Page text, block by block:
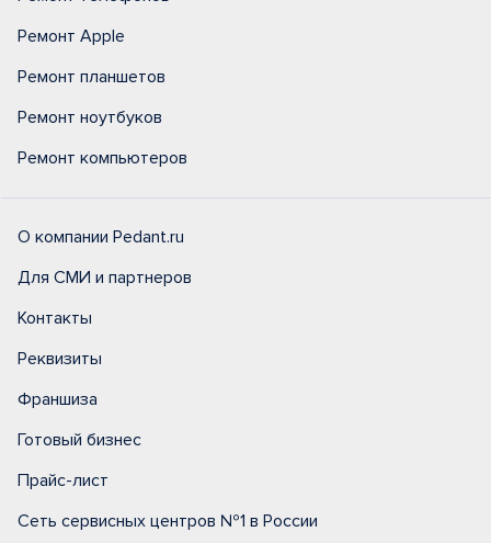
Ремонт Apple
Ремонт планшетов
Ремонт ноутбуков
Ремонт компьютеров
О компании Pedant.ru
Для СМИ и партнеров
Контакты
Реквизиты
Франшиза
Готовый бизнес
Прайс-лист
Сеть сервисных центров №1 в России